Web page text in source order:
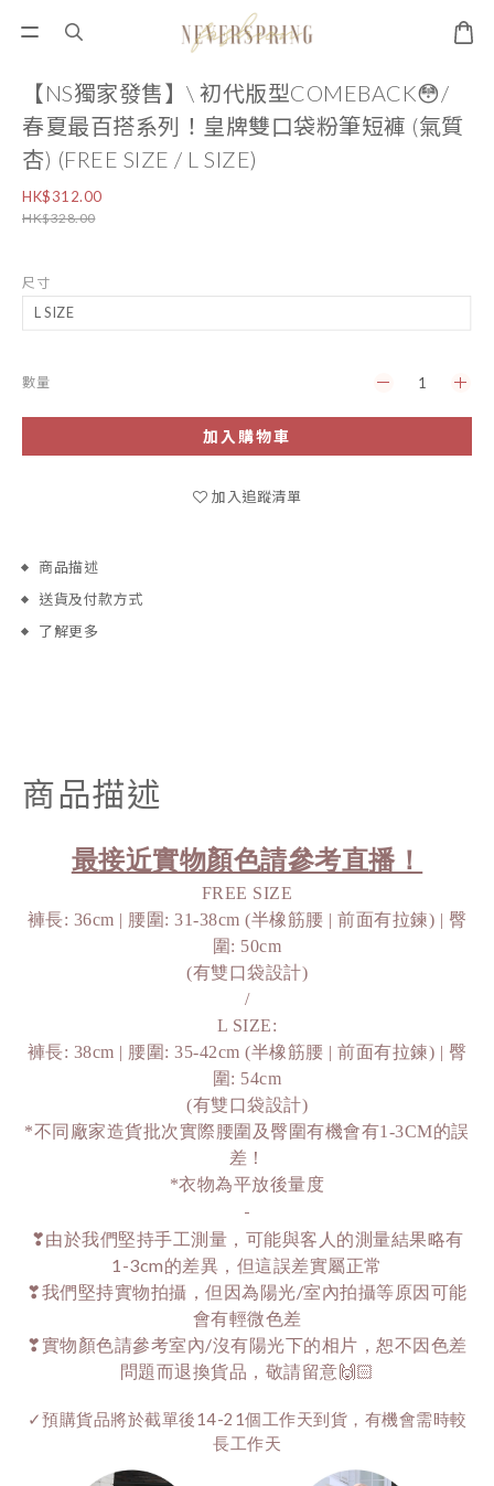
【NS獨家發售】\ 初代版型COMEBACK😳/
春夏最百搭系列！皇牌雙口袋粉筆短褲 (氣質
杏) (FREE SIZE / L SIZE)
HK$312.00
HK$328.00
尺寸
數量
加入購物車
加入追蹤清單
商品描述
送貨及付款方式
了解更多
商品描述
最接近實物顏色請參考直播！
FREE SIZE
褲長: 36cm | 腰圍: 31-38cm (半橡筋腰 | 前面有拉鍊) | 臀
圍: 50cm
(有雙口袋設計)
/
L SIZE:
褲長: 38cm | 腰圍: 35-42cm (半橡筋腰 | 前面有拉鍊) | 臀
圍: 54cm
(有雙口袋設計)
*不同廠家造貨批次實際腰圍及臀圍有機會有1-3CM的誤
差！
*衣物為平放後量度
-
❣由於我們堅持手工測量，可能與客人的測量結果略有
1-3cm的差異，但這誤差實屬正常
❣我們堅持實物拍攝，但因為陽光/室內拍攝等原因可能
會有輕微色差
❣實物顏色請參考室內/沒有陽光下的相片，恕不因色差
問題而退換貨品，敬請留意🙌🏻
✓預購貨品將於截單後14-21個工作天到貨，有機會需時較
長工作天